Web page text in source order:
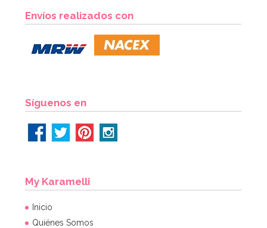
17,95€
Envíos realizados con
Síguenos en
My Karamelli
Inicio
Quiénes Somos